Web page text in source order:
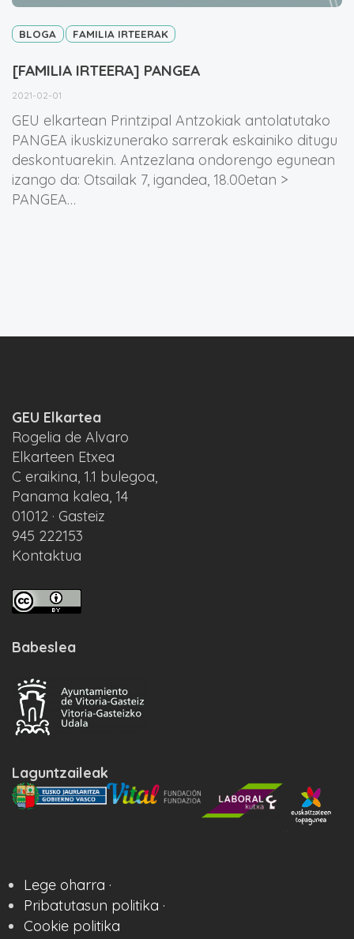
BLOGA FAMILIA IRTEERAK
[FAMILIA IRTEERA] PANGEA
2021-02-01
GEU elkartean Printzipal Antzokiak antolatutako
PANGEA ikuskizunerako sarrerak eskainiko ditugu
deskontuarekin. Antzezlana ondorengo egunean
izango da: Otsailak 7, igandea, 18.00etan >
PANGEA…
GEU Elkartea
Rogelia de Alvaro
Elkarteen Etxea
C eraikina, 1.1 bulegoa,
Panama kalea, 14
01012 · Gasteiz
945 222153
Kontaktua
Babeslea
Laguntzaileak
Lege oharra ·
Pribatutasun politika ·
Cookie politika